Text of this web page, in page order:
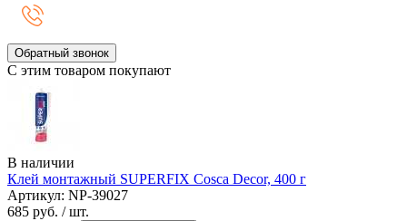
Обратный звонок
С этим товаром покупают
В наличии
Клей монтажный SUPERFIX Cosca Decor, 400 г
Артикул: NP-39027
685 руб. / шт.